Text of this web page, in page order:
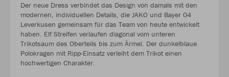
Der neue Dress verbindet das Design von damals mit den
modernen, individuellen Details, die JAKO und Bayer 04
Leverkusen gemeinsam für das Team von heute entwickelt
haben. Elf Streifen verlaufen diagonal vom unteren
Trikotsaum des Oberteils bis zum Ärmel. Der dunkelblaue
Polokragen mit Ripp-Einsatz verleiht dem Trikot einen
hochwertigen Charakter.